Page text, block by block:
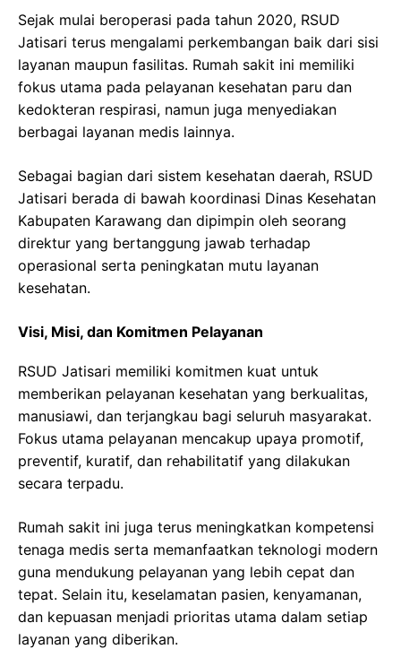
Sejak mulai beroperasi pada tahun 2020, RSUD
Jatisari terus mengalami perkembangan baik dari sisi
layanan maupun fasilitas. Rumah sakit ini memiliki
fokus utama pada pelayanan kesehatan paru dan
kedokteran respirasi, namun juga menyediakan
berbagai layanan medis lainnya.
Sebagai bagian dari sistem kesehatan daerah, RSUD
Jatisari berada di bawah koordinasi Dinas Kesehatan
Kabupaten Karawang dan dipimpin oleh seorang
direktur yang bertanggung jawab terhadap
operasional serta peningkatan mutu layanan
kesehatan.
Visi, Misi, dan Komitmen Pelayanan
RSUD Jatisari memiliki komitmen kuat untuk
memberikan pelayanan kesehatan yang berkualitas,
manusiawi, dan terjangkau bagi seluruh masyarakat.
Fokus utama pelayanan mencakup upaya promotif,
preventif, kuratif, dan rehabilitatif yang dilakukan
secara terpadu.
Rumah sakit ini juga terus meningkatkan kompetensi
tenaga medis serta memanfaatkan teknologi modern
guna mendukung pelayanan yang lebih cepat dan
tepat. Selain itu, keselamatan pasien, kenyamanan,
dan kepuasan menjadi prioritas utama dalam setiap
layanan yang diberikan.